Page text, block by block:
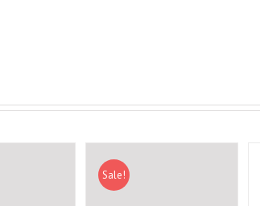
Sale!